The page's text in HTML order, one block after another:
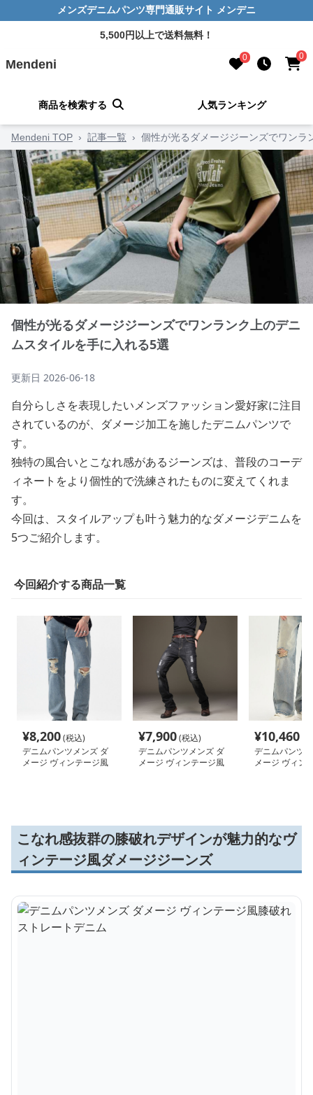
メンズデニムパンツ専門通販サイト メンデニ
5,500円以上で送料無料！
Mendeni 0 0
商品を検索する 人気ランキング
Mendeni TOP › 記事一覧 › 個性が光るダメージジーンズでワン
個性が光るダメージジーンズでワンランク上のデニ
ムスタイルを手に入れる5選
更新日 2026-06-18
自分らしさを表現したいメンズファッション愛好家に注目
されているのが、ダメージ加工を施したデニムパンツで
す。
独特の風合いとこなれ感があるジーンズは、普段のコーデ
ィネートをより個性的で洗練されたものに変えてくれま
す。
今回は、スタイルアップも叶う魅力的なダメージデニムを
5つご紹介します。
今回紹介する商品一覧
¥8,200(税込)
デニムパンツメンズ ダ
メージ ヴィンテージ風
¥7,900(税込)
デニムパンツメンズ ダ
メージ ヴィンテージ風
¥10,460
デニムパンツ
メージ ヴィン
こなれ感抜群の膝破れデザインが魅力的なヴ
ィンテージ風ダメージジーンズ